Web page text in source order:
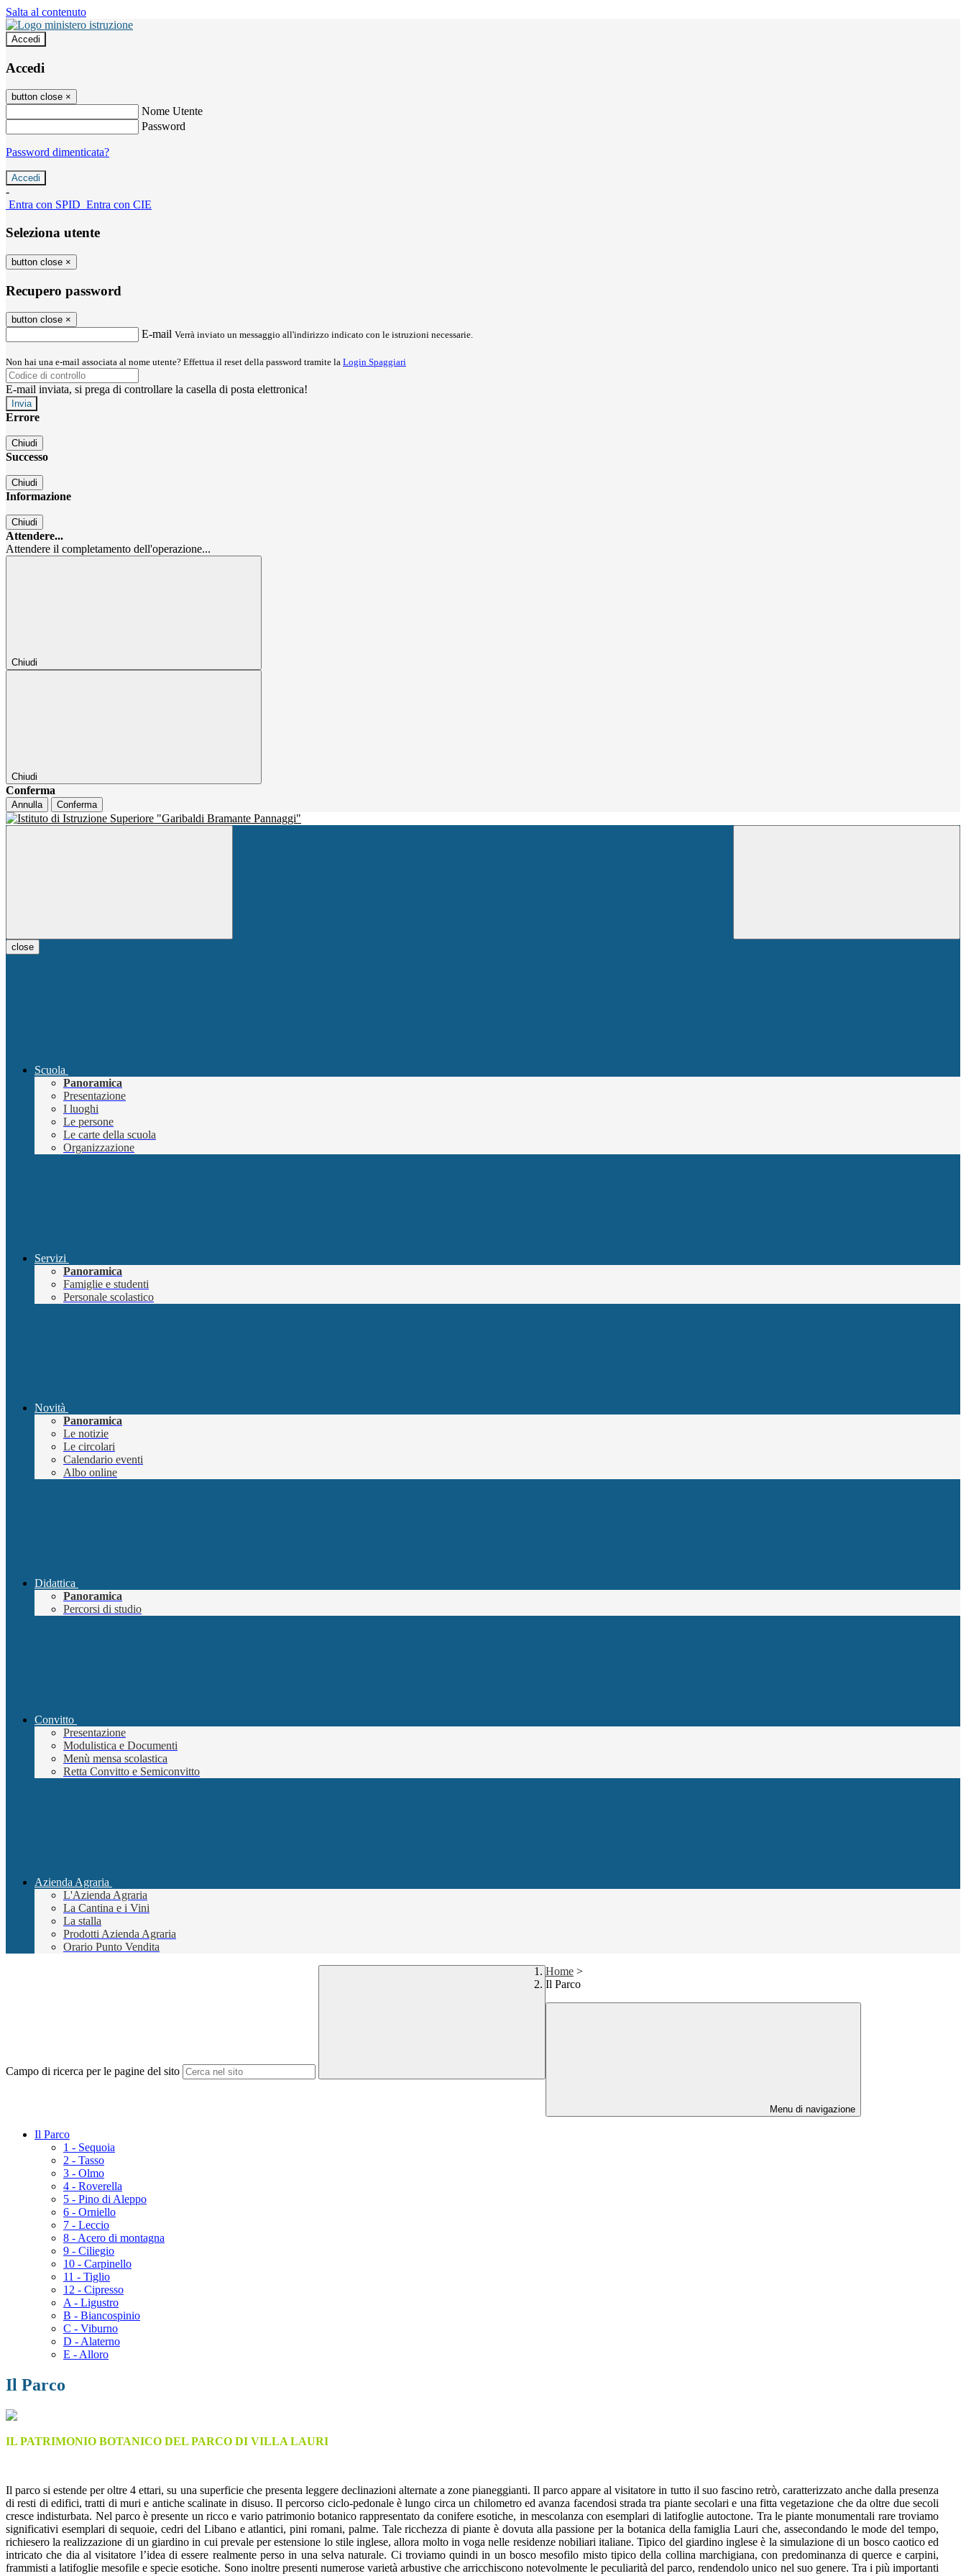
Salta al contenuto
Accedi
Accedi
button close ×
Nome Utente
Password
Password dimenticata?
-
Entra con SPID Entra con CIE
Seleziona utente
button close ×
Recupero password
button close ×
E-mail Verrà inviato un messaggio all'indirizzo indicato con le istruzioni necessarie.
Non hai una e-mail associata al nome utente? Effettua il reset della password tramite la Login Spaggiari
E-mail inviata, si prega di controllare la casella di posta elettronica!
Errore
Chiudi
Successo
Chiudi
Informazione
Chiudi
Attendere...
Attendere il completamento dell'operazione...
Chiudi
Chiudi
Conferma
Annulla Conferma
close
Scuola
Panoramica
Presentazione
I luoghi
Le persone
Le carte della scuola
Organizzazione
Servizi
Panoramica
Famiglie e studenti
Personale scolastico
Novità
Panoramica
Le notizie
Le circolari
Calendario eventi
Albo online
Didattica
Panoramica
Percorsi di studio
Convitto
Presentazione
Modulistica e Documenti
Menù mensa scolastica
Retta Convitto e Semiconvitto
Azienda Agraria
L'Azienda Agraria
La Cantina e i Vini
La stalla
Prodotti Azienda Agraria
Orario Punto Vendita
Campo di ricerca per le pagine del sito
Home >
Il Parco
Menu di navigazione
Il Parco
1 - Sequoia
2 - Tasso
3 - Olmo
4 - Roverella
5 - Pino di Aleppo
6 - Orniello
7 - Leccio
8 - Acero di montagna
9 - Ciliegio
10 - Carpinello
11 - Tiglio
12 - Cipresso
A - Ligustro
B - Biancospinio
C - Viburno
D - Alaterno
E - Alloro
Il Parco
IL PATRIMONIO BOTANICO DEL PARCO DI VILLA LAURI
Il parco si estende per oltre 4 ettari, su una superficie che presenta leggere declinazioni alternate a zone pianeggianti. Il parco appare al visitatore in tutto il suo fascino retrò, caratterizzato anche dalla presenza
di resti di edifici, tratti di muri e antiche scalinate in disuso. Il percorso ciclo-pedonale è lungo circa un chilometro ed avanza facendosi strada tra piante secolari e una fitta vegetazione che da oltre due secoli
cresce indisturbata. Nel parco è presente un ricco e vario patrimonio botanico rappresentato da conifere esotiche, in mescolanza con esemplari di latifoglie autoctone. Tra le piante monumentali rare troviamo
significativi esemplari di sequoie, cedri del Libano e atlantici, pini romani, palme. Tale ricchezza di piante è dovuta alla passione per la botanica della famiglia Lauri che, assecondando le mode del tempo,
richiesero la realizzazione di un giardino in cui prevale per estensione lo stile inglese, allora molto in voga nelle residenze nobiliari italiane. Tipico del giardino inglese è la simulazione di un bosco caotico ed
intricato che dia al visitatore l’idea di essere realmente perso in una selva naturale. Ci troviamo quindi in un bosco mesofilo misto tipico della collina marchigiana, con predominanza di querce e carpini,
frammisti a latifoglie mesofile e specie esotiche. Sono inoltre presenti numerose varietà arbustive che arricchiscono notevolmente le peculiarità del parco, rendendolo unico nel suo genere. Tra i più importanti